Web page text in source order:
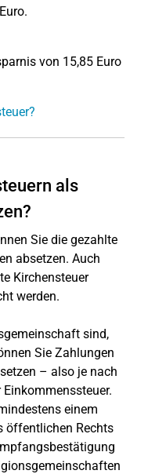
von 15,85 Euro
als
Sie die gezahlte
absetzen. Auch
Kirchensteuer
werden.
sind,
Sie Zahlungen
– also je nach
einem
öffentlichen Rechts